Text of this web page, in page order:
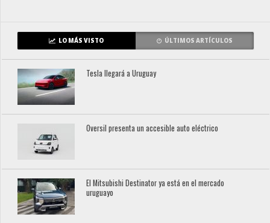
LO MÁS VISTO ÚLTIMOS ARTÍCULOS
Tesla llegará a Uruguay
Oversil presenta un accesible auto eléctrico
El Mitsubishi Destinator ya está en el mercado
uruguayo